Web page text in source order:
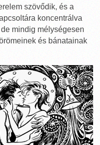
szövődik, és a
koncentrálva
mindig mélységesen
és bánatainak